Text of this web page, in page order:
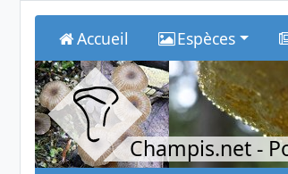
Accueil Espèces
Champis.net-